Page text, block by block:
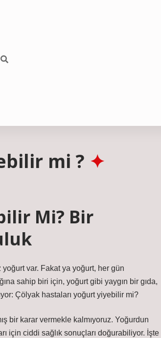
mi ?
Mi? Bir
yoğurt var. Fakat ya yoğurt, her gün
sahip biri için, yoğurt gibi yaygın bir gıda,
Çölyak hastaları yoğurt yiyebilir mi?
bir karar vermekle kalmıyoruz. Yoğurdun
için ciddi sağlık sonuçları doğurabiliyor. İşte